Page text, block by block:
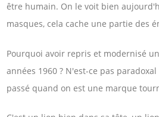
être humain. On le voit bien
masques, cela cache une partie des
Pourquoi avoir repris et modernisé
années 1960 ? N'est-ce pas
passé quand on est une marque